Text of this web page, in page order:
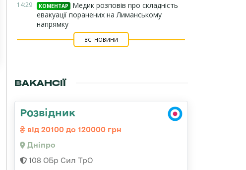
14:29 КОМЕНТАР
Медик розповів про складність
евакуації поранених на Лиманському
напрямку
ВСІ НОВИНИ
ВАКАНСІЇ
Розвідник
від 20100 до 120000 грн
Дніпро
108 ОБр Сил ТрО